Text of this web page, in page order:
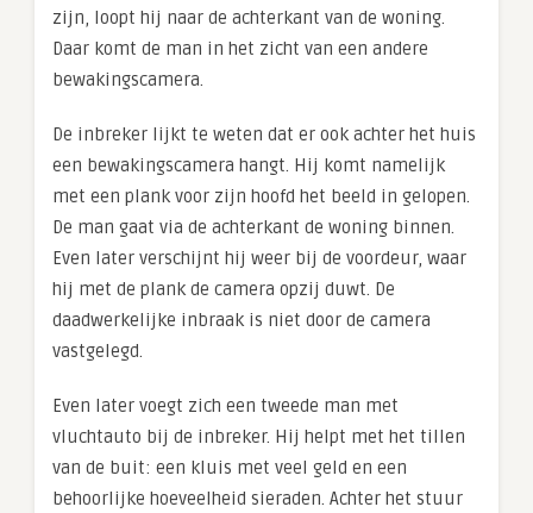
zijn, loopt hij naar de achterkant van de woning.
Daar komt de man in het zicht van een andere
bewakingscamera.
De inbreker lijkt te weten dat er ook achter het huis
een bewakingscamera hangt. Hij komt namelijk
met een plank voor zijn hoofd het beeld in gelopen.
De man gaat via de achterkant de woning binnen.
Even later verschijnt hij weer bij de voordeur, waar
hij met de plank de camera opzij duwt. De
daadwerkelijke inbraak is niet door de camera
vastgelegd.
Even later voegt zich een tweede man met
vluchtauto bij de inbreker. Hij helpt met het tillen
van de buit: een kluis met veel geld en een
behoorlijke hoeveelheid sieraden. Achter het stuur